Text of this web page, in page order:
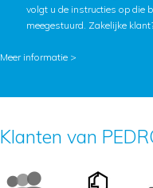
volgt u de instructies op die
meegestuurd. Zakelijke
Meer informatie >
Klanten van